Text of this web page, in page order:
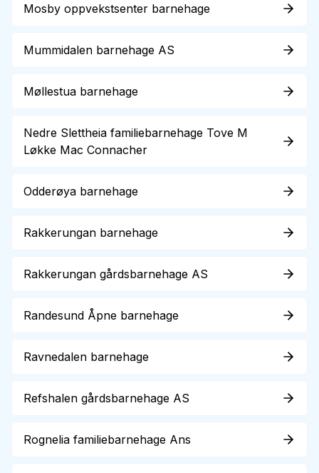
Mosby oppvekstsenter barnehage
Mummidalen barnehage AS
Møllestua barnehage
Nedre Slettheia familiebarnehage Tove M
Løkke Mac Connacher
Odderøya barnehage
Rakkerungan barnehage
Rakkerungan gårdsbarnehage AS
Randesund Åpne barnehage
Ravnedalen barnehage
Refshalen gårdsbarnehage AS
Rognelia familiebarnehage Ans